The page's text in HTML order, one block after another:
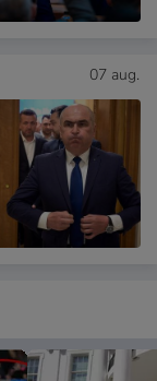
07 aug.